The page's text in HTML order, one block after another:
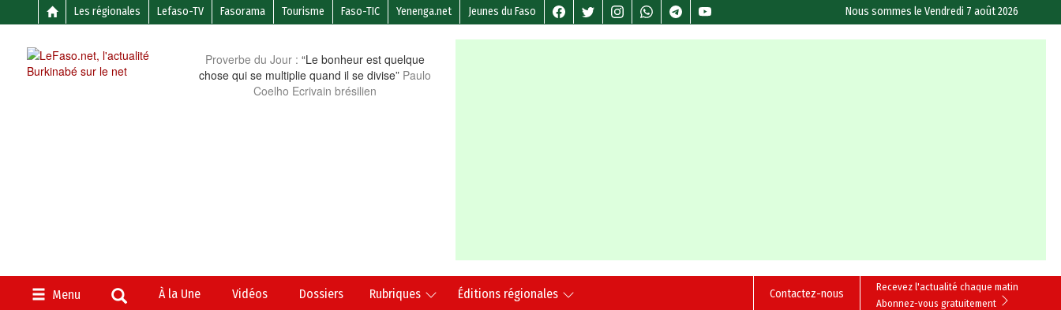
Les régionales Lefaso-TV Fasorama Tourisme Faso-TIC Yenenga.net Jeunes du Faso Nous sommes leVendredi 7 août 2026
Proverbe du Jour : “Le bonheur est quelque
chose qui se multiplie quand il se divise” Paulo
Coelho Ecrivain brésilien
Menu À la Une Vidéos Dossiers Rubriques Éditions régionales
Recevez l'actualité chaque matin
Abonnez-vous gratuitement
Contactez-nous